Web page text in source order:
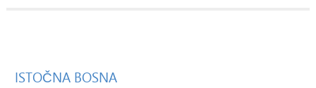
ISTOČNA BOSNA